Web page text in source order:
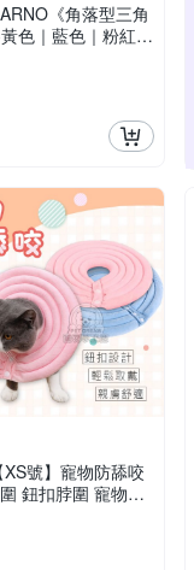
《角落型三角
色｜藍色｜粉紅
/天竺鼠適用『寵喵
XS號】寵物防舔咬
鈕扣脖圍 寵物脖
軟圈 寵物頭套 羞恥
咬